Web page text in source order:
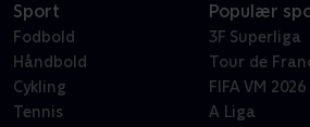
Sport
Fodbold
Håndbold
Cykling
Tennis
Populær
3F Superliga
Tour de
FIFA VM 2026
A Liga